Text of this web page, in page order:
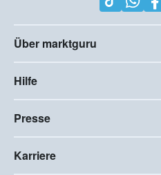
Über marktguru
Hilfe
Presse
Karriere